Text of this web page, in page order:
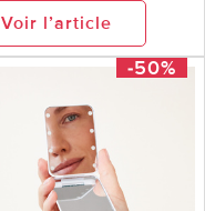
Voir l’article
-50%